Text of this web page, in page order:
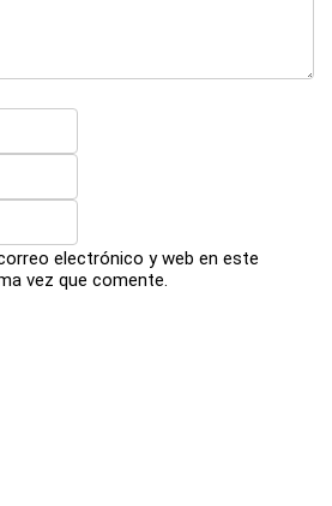
electrónico y web en este
vez que comente.